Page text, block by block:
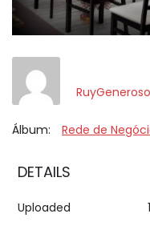
RuyGeneroso
Álbum: Rede de
DETAILS
Uploaded